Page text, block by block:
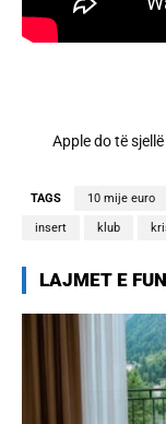
Cristiano
TAGS 10 mije euro
insert klub
LAJMET E